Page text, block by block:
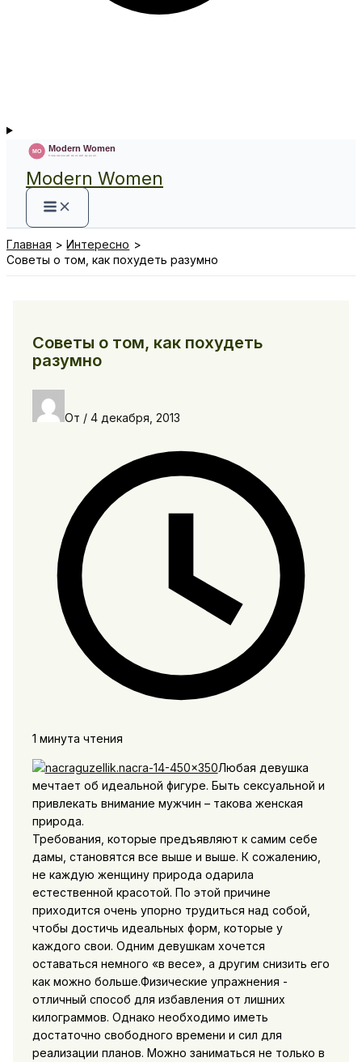
Modern Women
Главная
Интересно
Советы о том, как похудеть разумно
Советы о том, как похудеть
разумно
От / 4 декабря, 2013
1 минута чтения
Любая девушка
мечтает об идеальной фигуре. Быть сексуальной и
привлекать внимание мужчин – такова женская
природа.
Требования, которые предъявляют к самим себе
дамы, становятся все выше и выше. К сожалению,
не каждую женщину природа одарила
естественной красотой. По этой причине
приходится очень упорно трудиться над собой,
чтобы достичь идеальных форм, которые у
каждого свои. Одним девушкам хочется
оставаться немного «в весе», а другим снизить его
как можно больше.Физические упражнения -
отличный способ для избавления от лишних
килограммов. Однако необходимо иметь
достаточно свободного времени и сил для
реализации планов. Можно заниматься не только в